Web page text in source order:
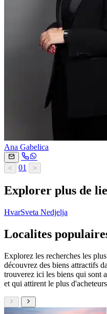
Ana Gabelica
< 01 >
Explorer plus de
HvarSveta Nedjelja
Localites
Explorez les recherches les
découvrez des biens attractifs
trouverez ici les biens qui sont
et qui attirent le plus